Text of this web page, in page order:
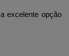
excelente opção